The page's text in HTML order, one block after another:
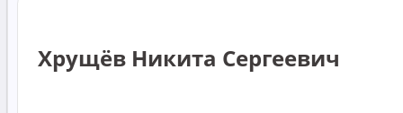
Хрущёв Никита Сергеевич